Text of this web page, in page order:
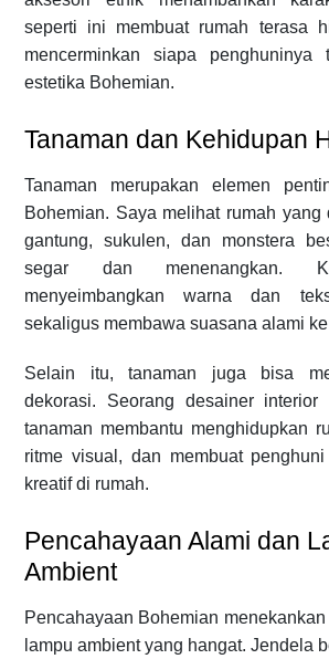
seperti ini membuat rumah terasa
mencerminkan siapa penghuninya
estetika Bohemian.
Tanaman dan Kehidupan
Tanaman merupakan elemen
Bohemian. Saya melihat rumah yang
gantung, sukulen, dan monstera
segar dan menenangkan.
menyeimbangkan warna dan
sekaligus membawa suasana alami
Selain itu, tanaman juga bisa
dekorasi. Seorang desainer interior
tanaman membantu menghidupkan
ritme visual, dan membuat
kreatif di rumah.
Pencahayaan Alami dan
Ambient
Pencahayaan Bohemian
lampu ambient yang hangat. Jendela